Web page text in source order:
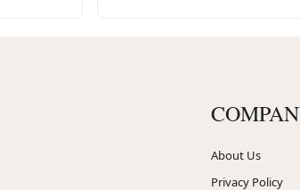
About Us
Privacy Policy